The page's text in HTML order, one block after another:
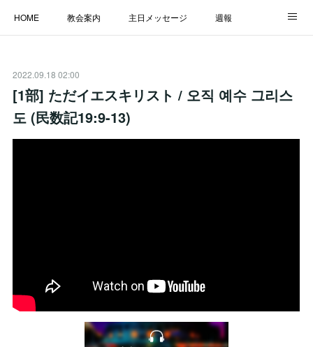
HOME 教会案内 主日メッセージ 週報
LINK
2022.09.18 02:00
[1部] ただイエスキリスト / 오직 예수 그리스
도 (民数記19:9-13)